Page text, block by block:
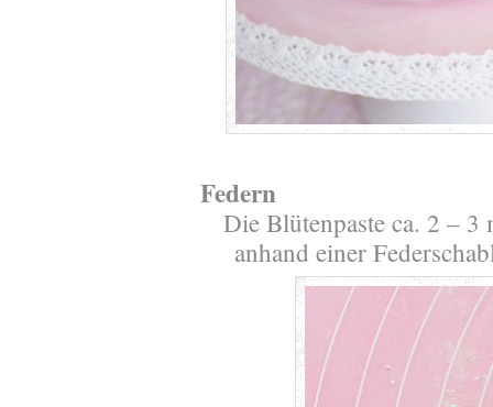
Federn
Die Blütenpaste ca. 2 –
anhand einer